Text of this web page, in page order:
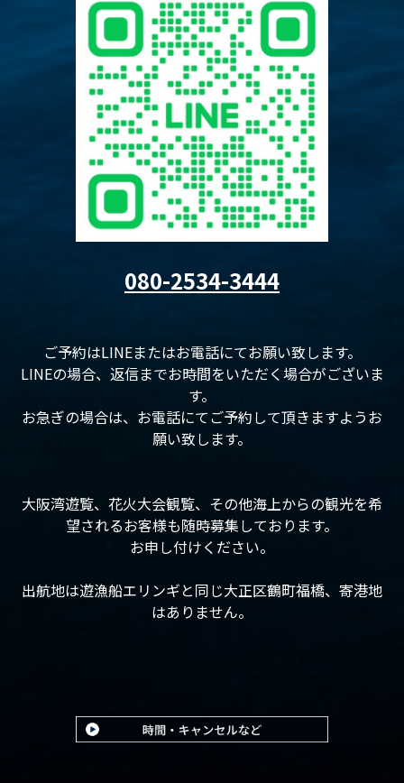
080-2534-3444
ご予約はLINEまたはお電話にてお願い致します。
LINEの場合、返信までお時間をいただく場合がございま
す。
お急ぎの場合は、お電話にてご予約して頂きますようお
願い致します。
大阪湾遊覧、花火大会観覧、その他海上からの観光を希
望されるお客様も随時募集しております。
お申し付けください。
出航地は遊漁船エリンギと同じ大正区鶴町福橋、寄港地
はありません。